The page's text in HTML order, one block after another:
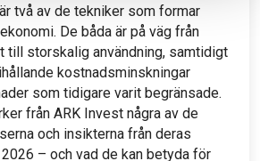
två av de tekniker som formar
De båda är på väg från
till storskalig användning, samtidigt
kostnadsminskningar
som tidigare varit begränsade.
från ARK Invest några av de
och insikterna från deras
– och vad de kan betyda för